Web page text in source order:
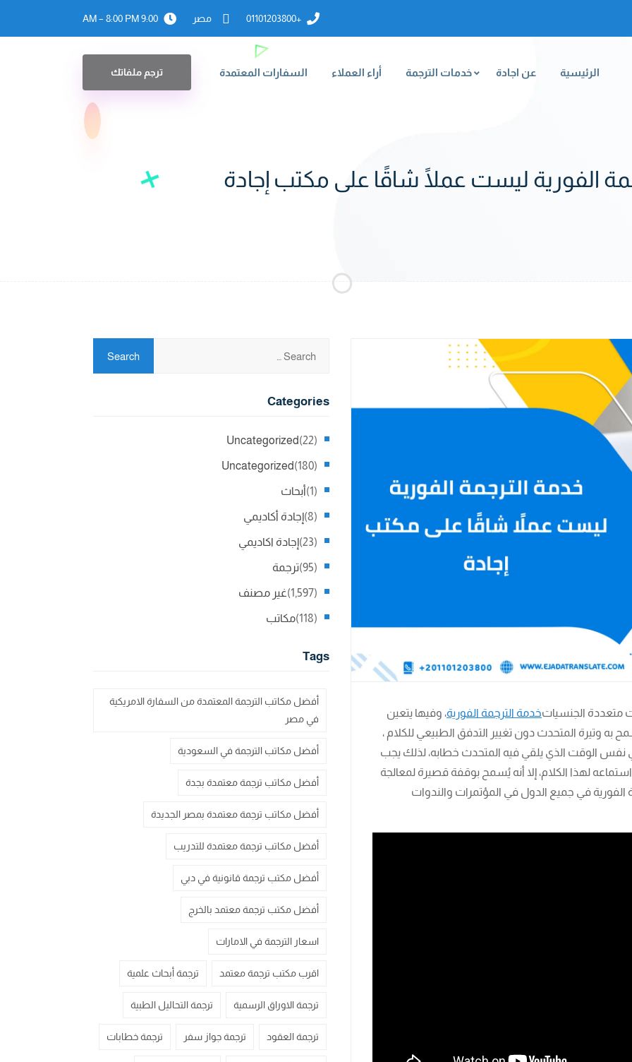
+01101203800 مصر 9:00 AM – 8:00 PM
الرئيسية عن اجادة خدمات الترجمة أراء العملاء السفارات المعتمدة ترجم ملفاتك
الفورية ليست عملًا شاقًا على مكتب إجادة
متعددة الجنسياتخدمة الترجمة الفورية، وفيها يتعين
به وتيرة المتحدث دون تغيير التدفق الطبيعي للكلام ،
نفس الوقت الذي يلقي فيه المتحدث خطابه، لذلك يجب
لهذا الكلام، إلا أنه يُسمح بوقفة قصيرة لمعالجة
الفورية في جميع الدول في المؤتمرات والندوات
Categories
Uncategorized (22)
Uncategorized (180)
أبحاث (1)
إجادة أكاديمي (8)
إجادة اكاديمي (23)
ترجمة (95)
غير مصنف (1,597)
مكاتب (118)
Tags
أفضل مكاتب الترجمة المعتمدة من السفارة الامريكية
في مصر
أفضل مكاتب الترجمة في السعودية
أفضل مكاتب ترجمة معتمدة بجدة
أفضل مكاتب ترجمة معتمدة بمصر الجديدة
أفضل مكاتب ترجمة معتمدة للتدريب
أفضل مكتب ترجمة قانونية في دبي
أفضل مكتب ترجمة معتمد بالخرج
اسعار الترجمة في الامارات
اقرب مكتب ترجمة معتمد ترجمة أبحاث علمية
ترجمة الاوراق الرسمية ترجمة التحاليل الطبية
ترجمة العقود ترجمة جواز سفر ترجمة خطابات